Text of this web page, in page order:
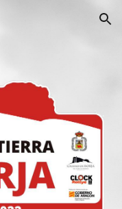
Skip to navigation